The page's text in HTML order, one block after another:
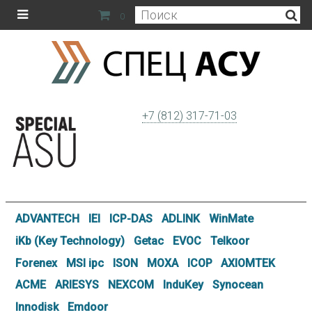
0
+7 (812) 317-71-03
ADVANTECH IEI ICP-DAS ADLINK
WinMate
iKb (Key Technology)
Getac EVOC
Telkoor
Forenex
MSI ipc ISON MOXA ICOP
AXIOMTEK
ACME
ARIESYS NEXCOM InduKey
Synocean
Innodisk
Emdoor